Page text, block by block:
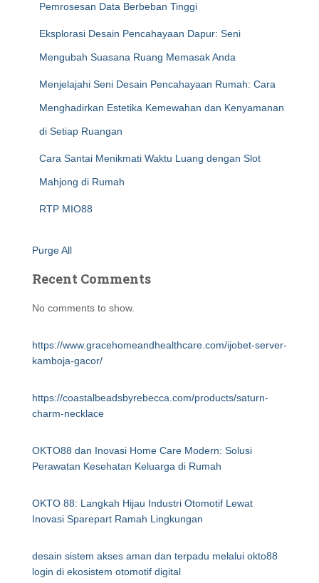
Pemrosesan Data Berbeban Tinggi
Eksplorasi Desain Pencahayaan Dapur: Seni
Mengubah Suasana Ruang Memasak Anda
Menjelajahi Seni Desain Pencahayaan Rumah: Cara
Menghadirkan Estetika Kemewahan dan Kenyamanan
di Setiap Ruangan
Cara Santai Menikmati Waktu Luang dengan Slot
Mahjong di Rumah
RTP MIO88
Purge All
Recent Comments
No comments to show.
https://www.gracehomeandhealthcare.com/ijobet-server-
kamboja-gacor/
https://coastalbeadsbyrebecca.com/products/saturn-
charm-necklace
OKTO88 dan Inovasi Home Care Modern: Solusi
Perawatan Kesehatan Keluarga di Rumah
OKTO 88: Langkah Hijau Industri Otomotif Lewat
Inovasi Sparepart Ramah Lingkungan
desain sistem akses aman dan terpadu melalui okto88
login di ekosistem otomotif digital